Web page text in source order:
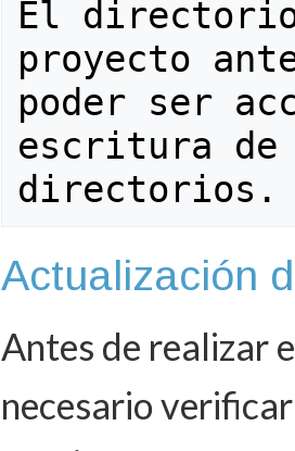
El
proyecto
poder ser
escritura
directorios.
Actualización
Antes de realizar
necesario